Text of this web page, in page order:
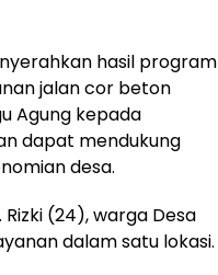
hasil program
jalan cor beton
Agung kepada
dapat mendukung
desa.
(24), warga Desa
dalam satu lokasi.